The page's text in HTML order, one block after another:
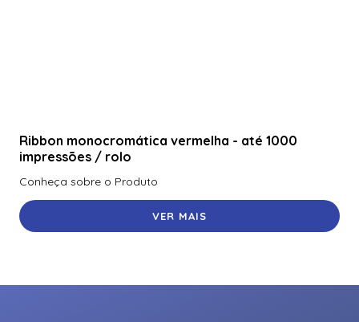
Ribbon monocromática vermelha - até 1000
impressões / rolo
Conheça sobre o Produto
VER MAIS